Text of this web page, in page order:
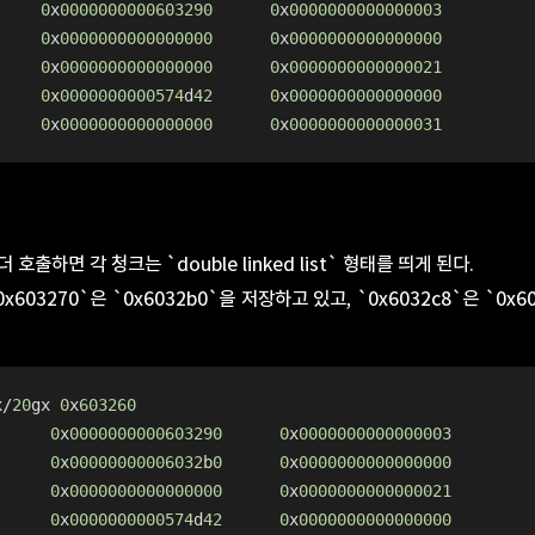
0x0000000000603290 0x0000000000000003
0x0000000000000000 0x0000000000000000
0x0000000000000000 0x0000000000000021
0x0000000000574d42 0x0000000000000000
0x0000000000000000 0x0000000000000031
호출하면 각 청크는 `double linked list` 형태를 띄게 된다.
은 `0x6032b0`을 저장하고 있고, `0x6032c8`은
20gx 0x603260
0x0000000000603290 0x0000000000000003
0x00000000006032b0 0x0000000000000000
0x0000000000000000 0x0000000000000021
0x0000000000574d42 0x0000000000000000